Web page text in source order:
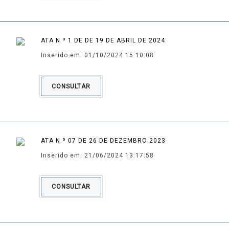
ATA N.º 1 DE DE 19 DE ABRIL DE 2024
Inserido em: 01/10/2024 15:10:08
CONSULTAR
ATA N.º 07 DE 26 DE DEZEMBRO 2023
Inserido em: 21/06/2024 13:17:58
CONSULTAR